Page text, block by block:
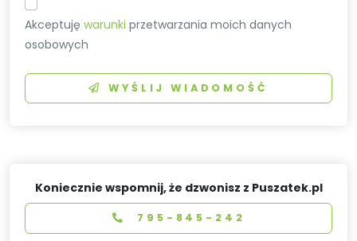
Akceptujęwarunki przetwarzania moich danych
osobowych
WYŚLIJ WIADOMOŚĆ
Koniecznie wspomnij, że dzwonisz z Puszatek.pl
795-845-242